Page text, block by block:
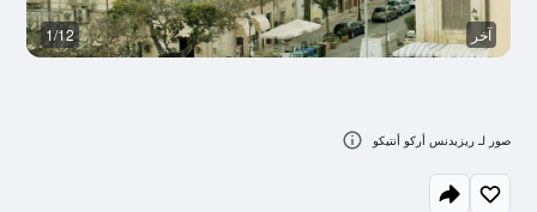
آخر 1/12
صور لـ ريزيدنس أركو أنتيكو